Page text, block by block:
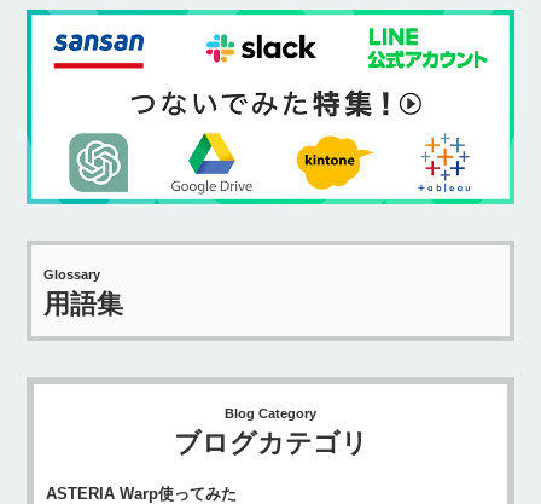
Glossary
用語集
Blog Category
ブログカテゴリ
ASTERIA Warp使ってみた